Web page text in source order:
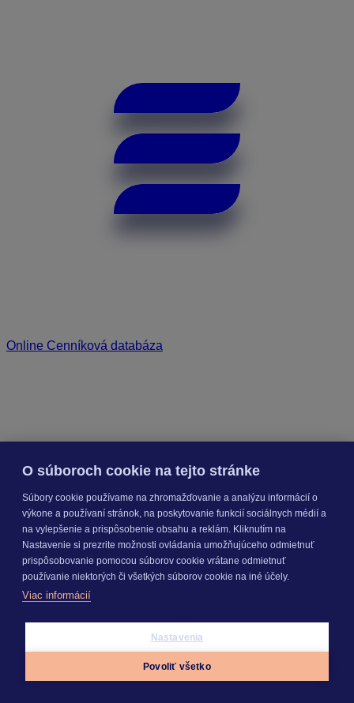
Online Cenníková databáza
O súboroch cookie na tejto stránke
Súbory cookie používame na zhromažďovanie a analýzu informácií o
výkone a používaní stránok, na poskytovanie funkcií sociálnych médií a
na vylepšenie a prispôsobenie obsahu a reklám. Kliknutím na
Nastavenie si prezrite možnosti ovládania umožňujúceho odmietnuť
prispôsobovanie pomocou súborov cookie vrátane odmietnuť
používanie niektorých či všetkých súborov cookie na iné účely.
Viac informácií
Nastavenia
Povoliť všetko